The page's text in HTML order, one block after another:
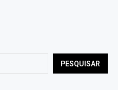
PESQUISAR